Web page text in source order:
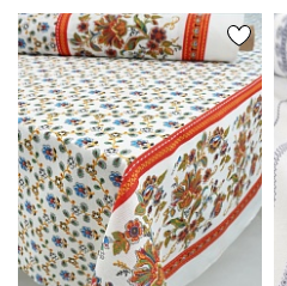
ДаюСогласие на получение
информационных рассылок